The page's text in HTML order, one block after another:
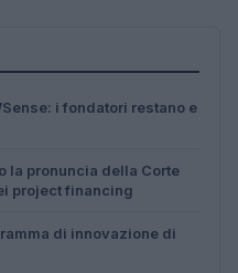
i fondatori restano e
la pronuncia della Corte
project financing
di innovazione di